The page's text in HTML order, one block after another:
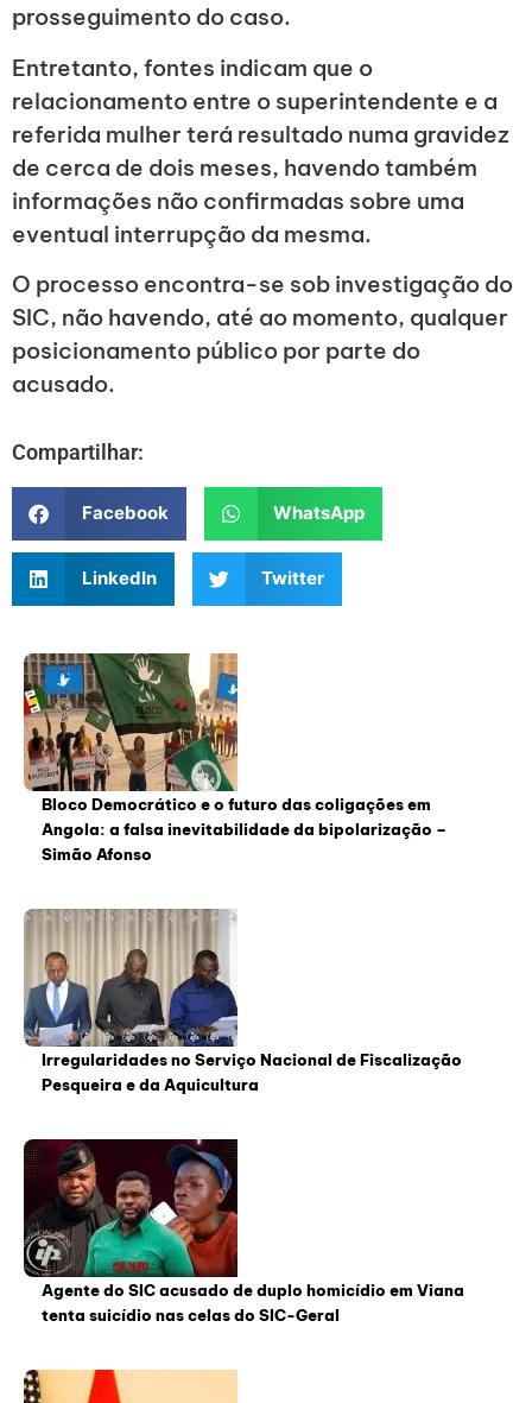
prosseguimento do caso.
Entretanto, fontes indicam que o
relacionamento entre o superintendente e a
referida mulher terá resultado numa gravidez
de cerca de dois meses, havendo também
informações não confirmadas sobre uma
eventual interrupção da mesma.
O processo encontra-se sob investigação do
SIC, não havendo, até ao momento, qualquer
posicionamento público por parte do
acusado.
Compartilhar:
Facebook WhatsApp
LinkedIn Twitter
Bloco Democrático e o futuro das coligações em
Angola: a falsa inevitabilidade da bipolarização –
Simão Afonso
Irregularidades no Serviço Nacional de Fiscalização
Pesqueira e da Aquicultura
Agente do SIC acusado de duplo homicídio em Viana
tenta suicídio nas celas do SIC-Geral